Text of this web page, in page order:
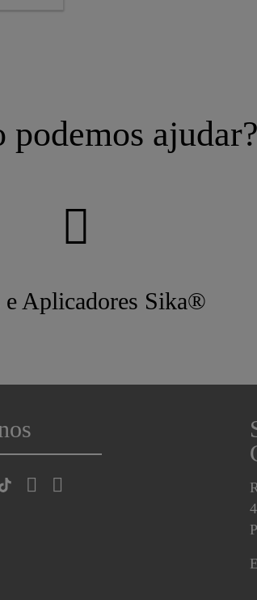
podemos
e Aplicadores Sika®